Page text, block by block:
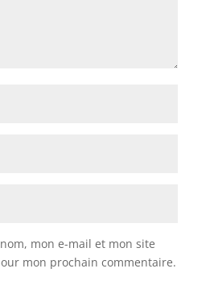
mon e-mail et mon site
mon prochain commentaire.